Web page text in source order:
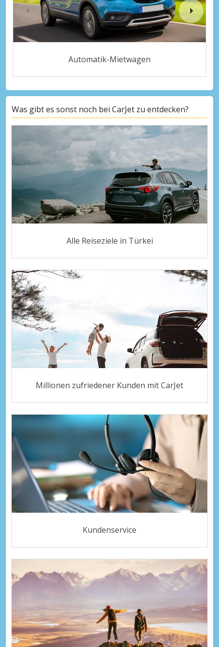
Automatik-Mietwagen
Was gibt es sonst noch bei CarJet zu entdecken?
Alle Reiseziele in Türkei
Millionen zufriedener Kunden mit CarJet
Kundenservice